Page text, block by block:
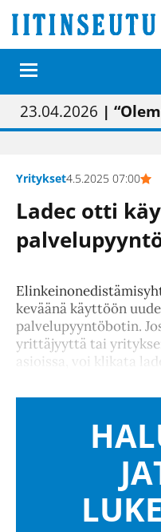
01.02.2026 | Painon
05.02.2026 |
23.04.2026 | “Olemme
09.05.2026| "Maalla on
Yritykset4.5.2025 07:00
Ladec otti
keväänä käyttöön
palvelupyyntöbotin.
yrittäjyyttä tai
asioissa, voi klikata